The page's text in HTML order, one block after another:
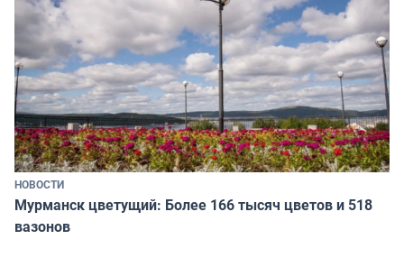
НОВОСТИ
Мурманск цветущий: Более 166 тысяч цветов и 518
вазонов